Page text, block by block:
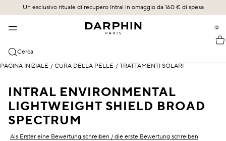
Un esclusivo rituale di recupero Intral in omaggio da 160 € di spesa
::elc_general.menu::
0
Cerca
BESTSELLER
BESTSELLER
STIMULSKIN PLUS
INTRAL
HYDRASKIN
TRATTAMENTO DELLA PELLE
SCOPRI
Novità
Offerte
Regime per la cura della pelle
CATEGORIE
Tutti i prodotti
Sieri & Essenze
Detergenti e tonici
Sensibilità e rossore
Idratazione
Rughe e linee sottili
COLLEZIONI
ACQUISTA TUTTO
Intral
Hydraskin
Stimulskin Plus
UN FUTURO ARRAIGADO EN UN LEGADO
IL NOSTRO IMPEGNO
I NOSTRI PROTOCOLLI SPECIALIZZATI IN FACCIALISTI
PAGINA INIZIALE / CURA DELLA PELLE / TRATTAMENTI SOLARI
INTRAL ENVIRONMENTAL
LIGHTWEIGHT SHIELD BROAD
SPECTRUM
Als Erster eine Bewertung schreiben / die erste Bewertung schreiben